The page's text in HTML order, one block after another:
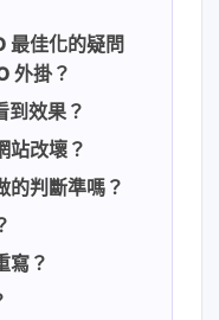
最佳化的疑問
外掛？
到效果？
站改壞？
的判斷準嗎？
寫？